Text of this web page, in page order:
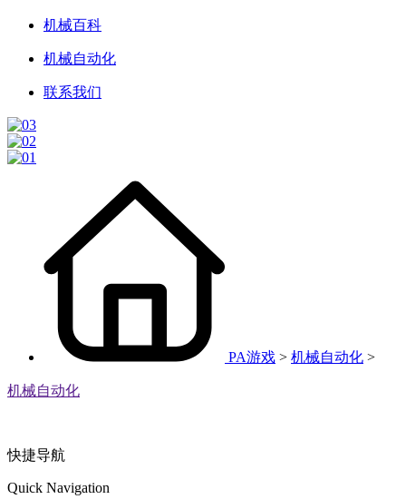
机械百科
机械自动化
联系我们
PA游戏 > 机械自动化 >
机械自动化
快捷导航
Quick Navigation